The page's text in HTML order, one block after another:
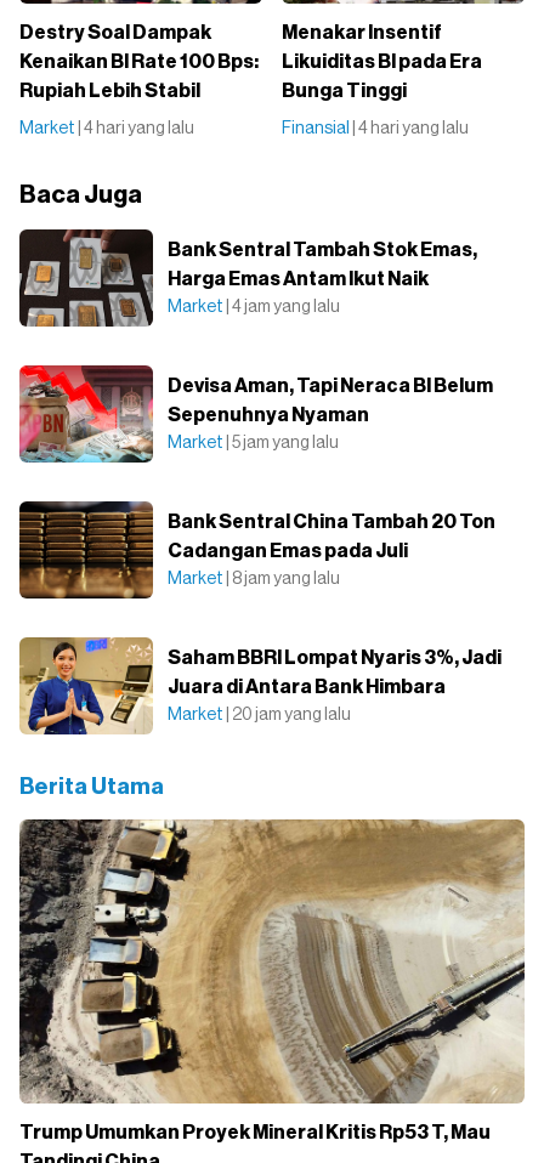
Destry Soal Dampak
Kenaikan BI Rate 100 Bps:
Rupiah Lebih Stabil
Market | 4 hari yang lalu
Menakar Insentif
Likuiditas BI pada Era
Bunga Tinggi
Finansial | 4 hari yang lalu
Baca Juga
Bank Sentral Tambah Stok Emas,
Harga Emas Antam Ikut Naik
Market | 4 jam yang lalu
Devisa Aman, Tapi Neraca BI Belum
Sepenuhnya Nyaman
Market | 5 jam yang lalu
Bank Sentral China Tambah 20 Ton
Cadangan Emas pada Juli
Market | 8 jam yang lalu
Saham BBRI Lompat Nyaris 3%, Jadi
Juara di Antara Bank Himbara
Market | 20 jam yang lalu
Berita Utama
Trump Umumkan Proyek Mineral Kritis Rp53 T, Mau